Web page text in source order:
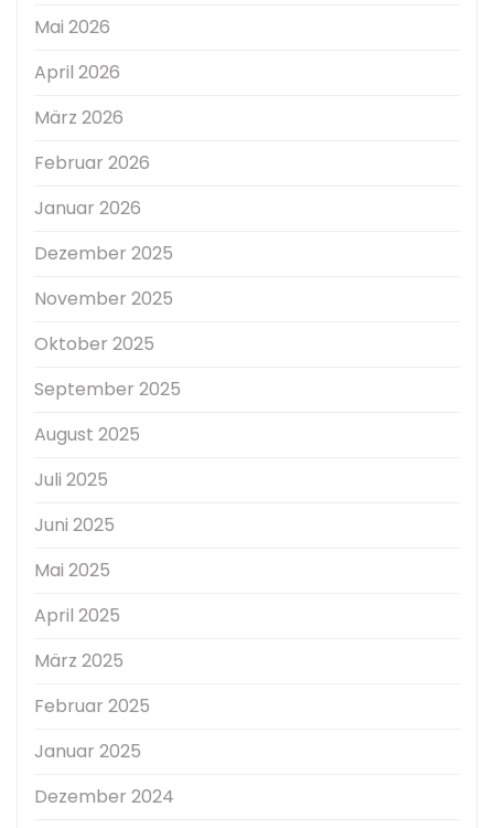
Mai 2026
April 2026
März 2026
Februar 2026
Januar 2026
Dezember 2025
November 2025
Oktober 2025
September 2025
August 2025
Juli 2025
Juni 2025
Mai 2025
April 2025
März 2025
Februar 2025
Januar 2025
Dezember 2024